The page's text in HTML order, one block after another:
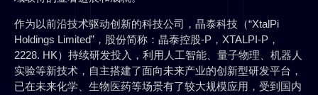
作为以前沿技术驱动创新的科技公司，晶泰科技（“XtalPi
Holdings Limited”，股份简称：晶泰控股-P，XTALPI-P，
2228. HK）持续研发投入，利用人工智能、量子物理、机器人
实验等新技术，自主搭建了面向未来产业的创新型研发平台，
已在未来化学、生物医药等场景有了较大规模应用，受到国内